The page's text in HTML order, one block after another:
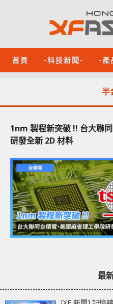
首頁 -科技新聞- -產
半
1nm 製程新突破 !! 台大聯
研發全新 2D 材料
最